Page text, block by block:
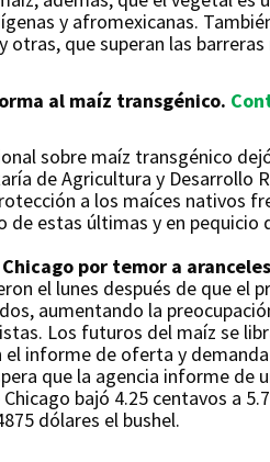
y afromexicanas.
otras, que superan las
al maíz transgénico.
sobre maíz transgénico
de Agricultura y
a los maíces nativos
de estas últimas y en
por temor a
el lunes después de que
aumentando la
Los futuros del maíz se
informe de oferta y
que la agencia informe
bajó 4.25 centavos a
dólares el bushel.